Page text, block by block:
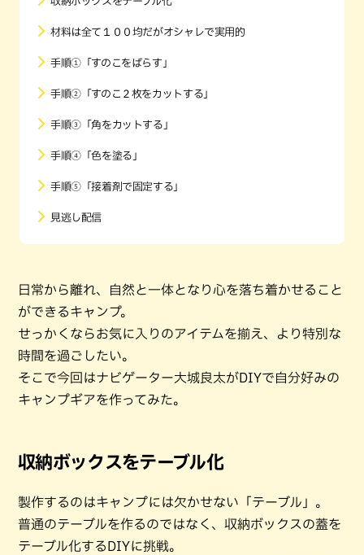
材料は全て１００均だがオシャレで実用的
手順①「すのこをばらす」
手順②「すのこ２枚をカットする」
手順③「角をカットする」
手順④「色を塗る」
手順⑤「接着剤で固定する」
見逃し配信
日常から離れ、自然と一体となり心を落ち着かせること
ができるキャンプ。
せっかくならお気に入りのアイテムを揃え、より特別な
時間を過ごしたい。
そこで今回はナビゲーター大城良太がDIYで自分好みの
キャンプギアを作ってみた。
収納ボックスをテーブル化
製作するのはキャンプには欠かせない「テーブル」。
普通のテーブルを作るのではなく、収納ボックスの蓋を
テーブル化するDIYに挑戦。